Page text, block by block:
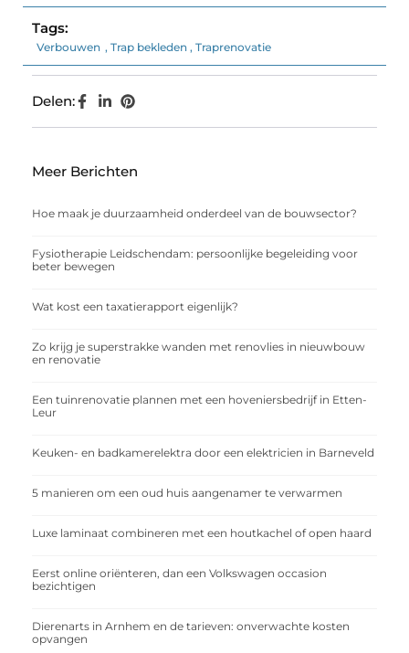
Tags:
Verbouwen , Trap bekleden , Traprenovatie
Delen:
Meer Berichten
Hoe maak je duurzaamheid onderdeel van de bouwsector?
Fysiotherapie Leidschendam: persoonlijke begeleiding voor
beter bewegen
Wat kost een taxatierapport eigenlijk?
Zo krijg je superstrakke wanden met renovlies in nieuwbouw
en renovatie
Een tuinrenovatie plannen met een hoveniersbedrijf in Etten-
Leur
Keuken- en badkamerelektra door een elektricien in Barneveld
5 manieren om een oud huis aangenamer te verwarmen
Luxe laminaat combineren met een houtkachel of open haard
Eerst online oriënteren, dan een Volkswagen occasion
bezichtigen
Dierenarts in Arnhem en de tarieven: onverwachte kosten
opvangen